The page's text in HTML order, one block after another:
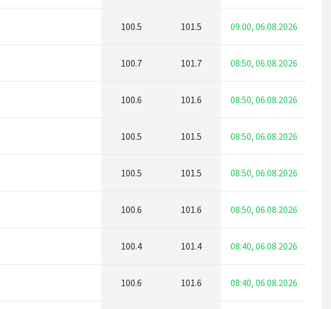
100.5 101.5 09:00, 06.08.2026
100.7 101.7 08:50, 06.08.2026
100.6 101.6 08:50, 06.08.2026
100.5 101.5 08:50, 06.08.2026
100.5 101.5 08:50, 06.08.2026
100.6 101.6 08:50, 06.08.2026
100.4 101.4 08:40, 06.08.2026
100.6 101.6 08:40, 06.08.2026